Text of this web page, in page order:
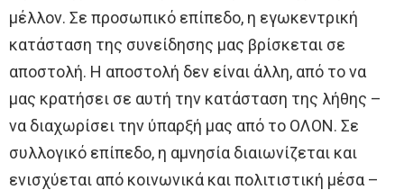
μέλλον. Σε προσωπικό επίπεδο, η εγωκεντρική
κατάσταση της συνείδησης μας βρίσκεται σε
αποστολή. Η αποστολή δεν είναι άλλη, από το να
μας κρατήσει σε αυτή την κατάσταση της λήθης –
να διαχωρίσει την ύπαρξή μας από το ΟΛΟΝ. Σε
συλλογικό επίπεδο, η αμνησία διαιωνίζεται και
ενισχύεται από κοινωνικά και πολιτιστική μέσα –